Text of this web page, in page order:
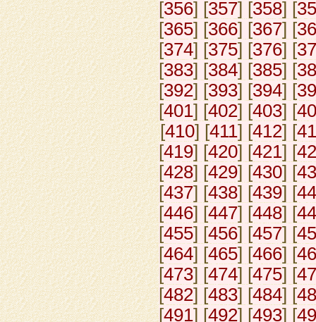
[356] [357] [358] [
[365] [366] [367] [
[374] [375] [376] [
[383] [384] [385] [
[392] [393] [394] [
[401] [402] [403] [
[410] [411] [412] [
[419] [420] [421] [
[428] [429] [430] [
[437] [438] [439] [
[446] [447] [448] [
[455] [456] [457] [
[464] [465] [466] [
[473] [474] [475] [
[482] [483] [484] [
[491] [492] [493] [